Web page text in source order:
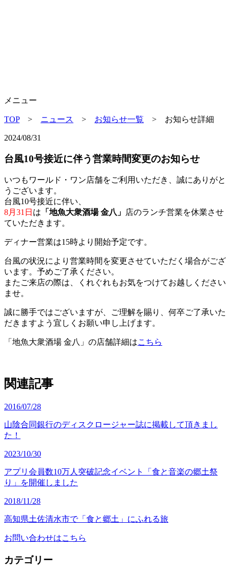
メニュー
TOP> ニュース > お知らせ一覧 > お知らせ詳細
2024/08/31
台風10号接近に伴う営業時間変更のお知らせ
いつもワールド・ワン店舗をご利用いただき、誠にありがと
うございます。
台風10号接近に伴い、
8月31日 は 「地魚大衆酒場 金八」 店のランチ営業を休業させ
ていただきます。
ディナー営業は15時より開始予定です。
台風の状況により営業時間を変更させていただく場合がござ
います。予めご了承ください。
またご来店の際は、くれぐれもお気をつけてお越しください
ませ。
誠に勝手ではございますが、ご理解を賜り、何卒ご了承いた
だきますよう宜しくお願い申し上げます。
「地魚大衆酒場 金八」の店舗詳細はこちら
関連記事
2016/07/28
山陰合同銀行のディスクロージャー誌に掲載して頂きまし
た！
2023/10/30
アプリ会員数10万人突破記念イベント「食と音楽の郷土祭
り」を開催しました
2018/11/28
高知県土佐清水市で「食と郷土」にふれる旅
お問い合わせはこちら
カテゴリー